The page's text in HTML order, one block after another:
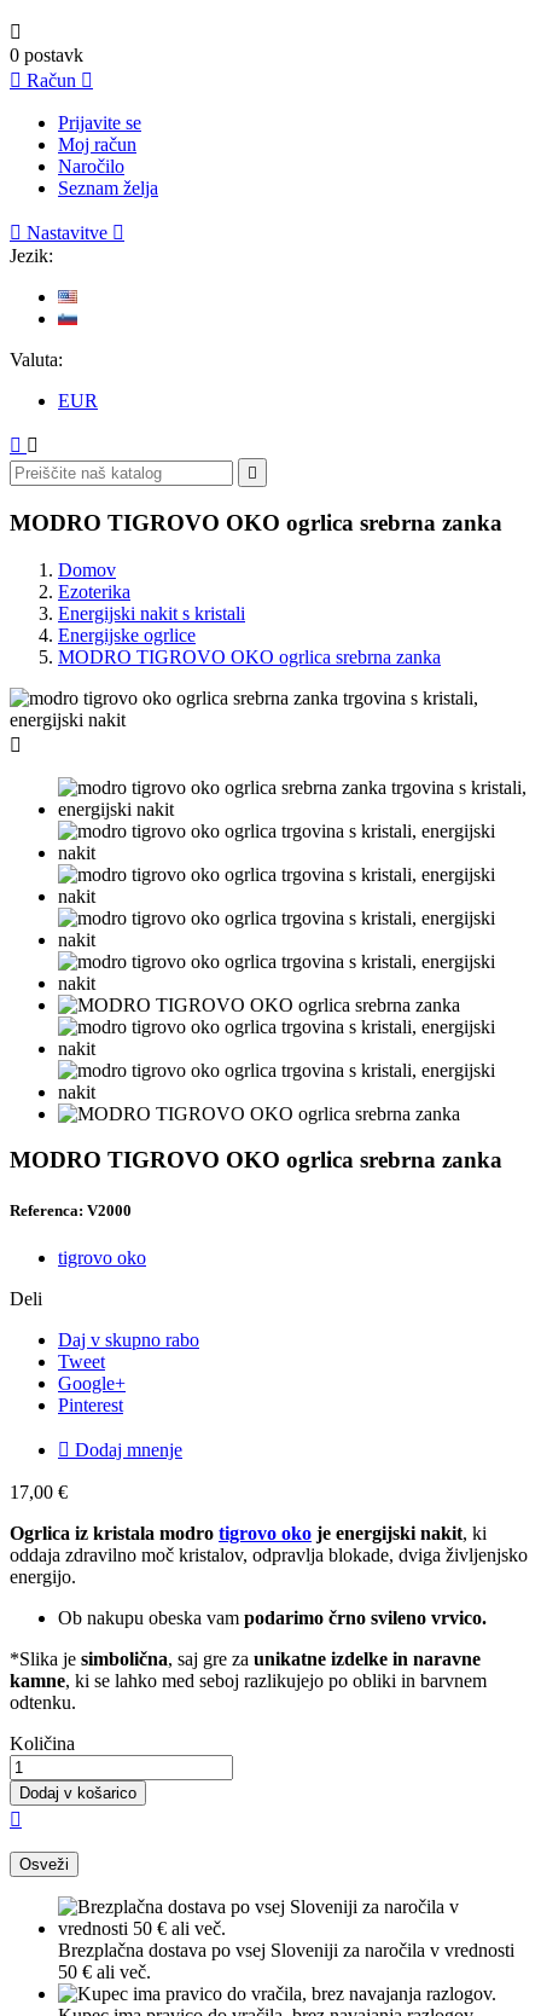

0 postavk
 Račun 
Prijavite se
Moj račun
Naročilo
Seznam želja
 Nastavitve 
Jezik:
Valuta:
EUR
 

MODRO TIGROVO OKO ogrlica srebrna zanka
Domov
Ezoterika
Energijski nakit s kristali
Energijske ogrlice
MODRO TIGROVO OKO ogrlica srebrna zanka

MODRO TIGROVO OKO ogrlica srebrna zanka
Referenca: V2000
tigrovo oko
Deli
Daj v skupno rabo
Tweet
Google+
Pinterest
 Dodaj mnenje
17,00 €
Ogrlica iz kristala modro tigrovo oko je energijski nakit, ki
oddaja zdravilno moč kristalov, odpravlja blokade, dviga življenjsko
energijo.
Ob nakupu obeska vam podarimo črno svileno vrvico.
*Slika je simbolična, saj gre za unikatne izdelke in naravne
kamne, ki se lahko med seboj razlikujejo po obliki in barvnem
odtenku.
Količina
Dodaj v košarico

Brezplačna dostava po vsej Sloveniji za naročila v vrednosti
50 € ali več.